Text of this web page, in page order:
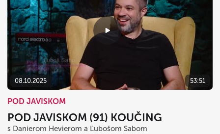
08.10.2025 53:51
POD JAVISKOM
POD JAVISKOM (91) KOUČING
s Danierom Hevierom a Ľubošom Sabom